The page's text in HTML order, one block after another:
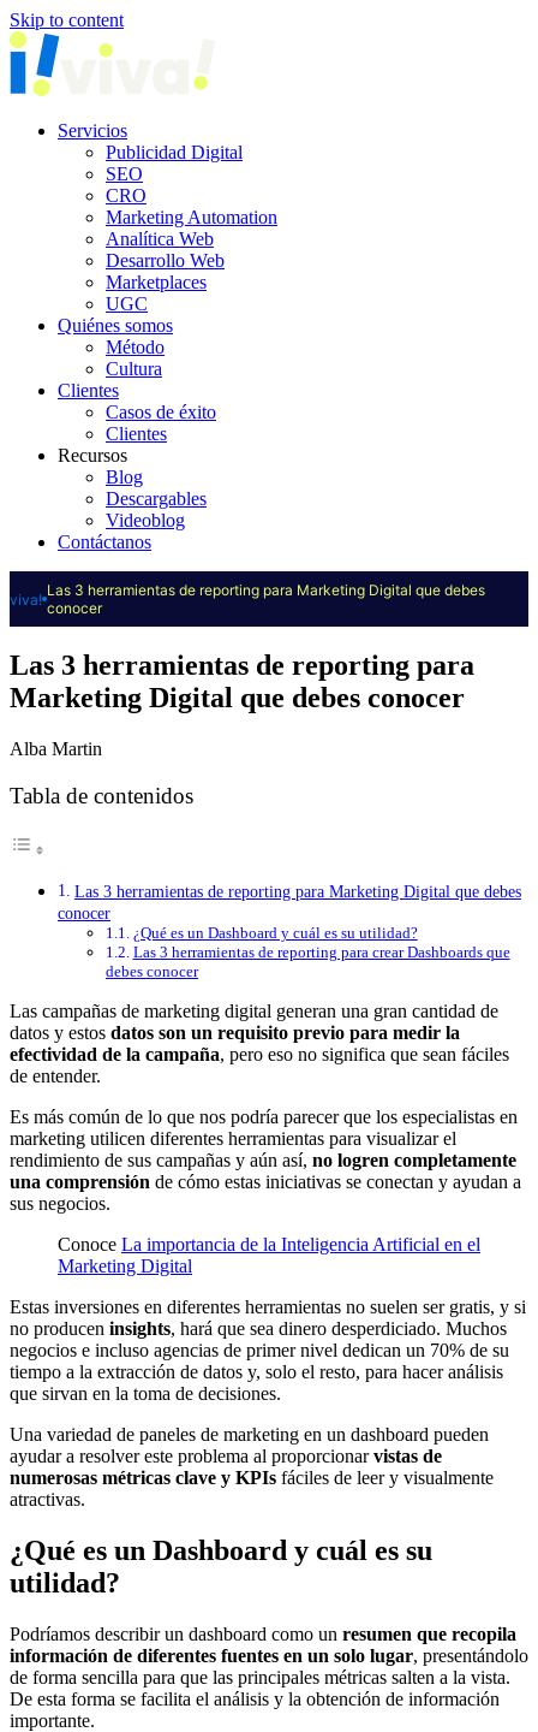
Skip to content
Servicios
Publicidad Digital
SEO
CRO
Marketing Automation
Analítica Web
Desarrollo Web
Marketplaces
UGC
Quiénes somos
Método
Cultura
Clientes
Casos de éxito
Clientes
Recursos
Blog
Descargables
Videoblog
Contáctanos
viva! Las 3 herramientas de reporting para Marketing Digital que debes
conocer
Las 3 herramientas de reporting para
Marketing Digital que debes conocer
Alba Martin
Tabla de contenidos
Las 3 herramientas de reporting para Marketing Digital que debes
conocer
¿Qué es un Dashboard y cuál es su utilidad?
Las 3 herramientas de reporting para crear Dashboards que
debes conocer
Las campañas de marketing digital generan una gran cantidad de
datos y estos datos son un requisito previo para medir la
efectividad de la campaña, pero eso no significa que sean fáciles
de entender.
Es más común de lo que nos podría parecer que los especialistas en
marketing utilicen diferentes herramientas para visualizar el
rendimiento de sus campañas y aún así, no logren completamente
una comprensión de cómo estas iniciativas se conectan y ayudan a
sus negocios.
Conoce La importancia de la Inteligencia Artificial en el
Marketing Digital
Estas inversiones en diferentes herramientas no suelen ser gratis, y si
no producen insights, hará que sea dinero desperdiciado. Muchos
negocios e incluso agencias de primer nivel dedican un 70% de su
tiempo a la extracción de datos y, solo el resto, para hacer análisis
que sirvan en la toma de decisiones.
Una variedad de paneles de marketing en un dashboard pueden
ayudar a resolver este problema al proporcionarvistas de
numerosas métricas clave y KPIs fáciles de leer y visualmente
atractivas.
¿Qué es un Dashboard y cuál es su
utilidad?
Podríamos describir un dashboard como un resumen que recopila
información de diferentes fuentes en un solo lugar, presentándolo
de forma sencilla para que las principales métricas salten a la vista.
De esta forma se facilita el análisis y la obtención de información
importante.